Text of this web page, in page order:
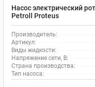
Насос электрический
Petroll Proteus
Производитель:
Артикул:
Виды жидкости:
Напряжение сети, В:
Страна производства:
Тип насоса: